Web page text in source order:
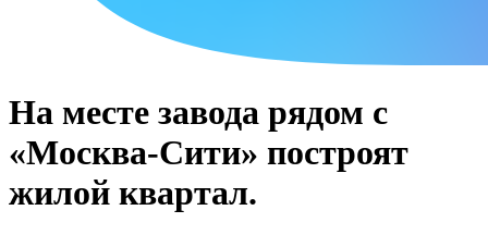
На месте завода рядом с
«Москва-Сити» построят
жилой квартал.